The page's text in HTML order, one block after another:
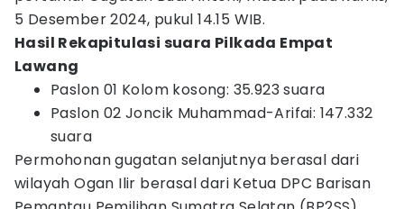
5 Desember 2024, pukul 14.15 WIB.
Hasil Rekapitulasi suara Pilkada Empat
Lawang
Paslon 01 Kolom kosong: 35.923 suara
Paslon 02 Joncik Muhammad-Arifai: 147.332
suara
Permohonan gugatan selanjutnya berasal dari
wilayah Ogan Ilir berasal dari Ketua DPC Barisan